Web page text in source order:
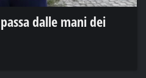
dalle mani dei